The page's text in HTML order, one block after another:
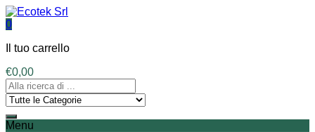
0
Il tuo carrello
€0,00
Menu